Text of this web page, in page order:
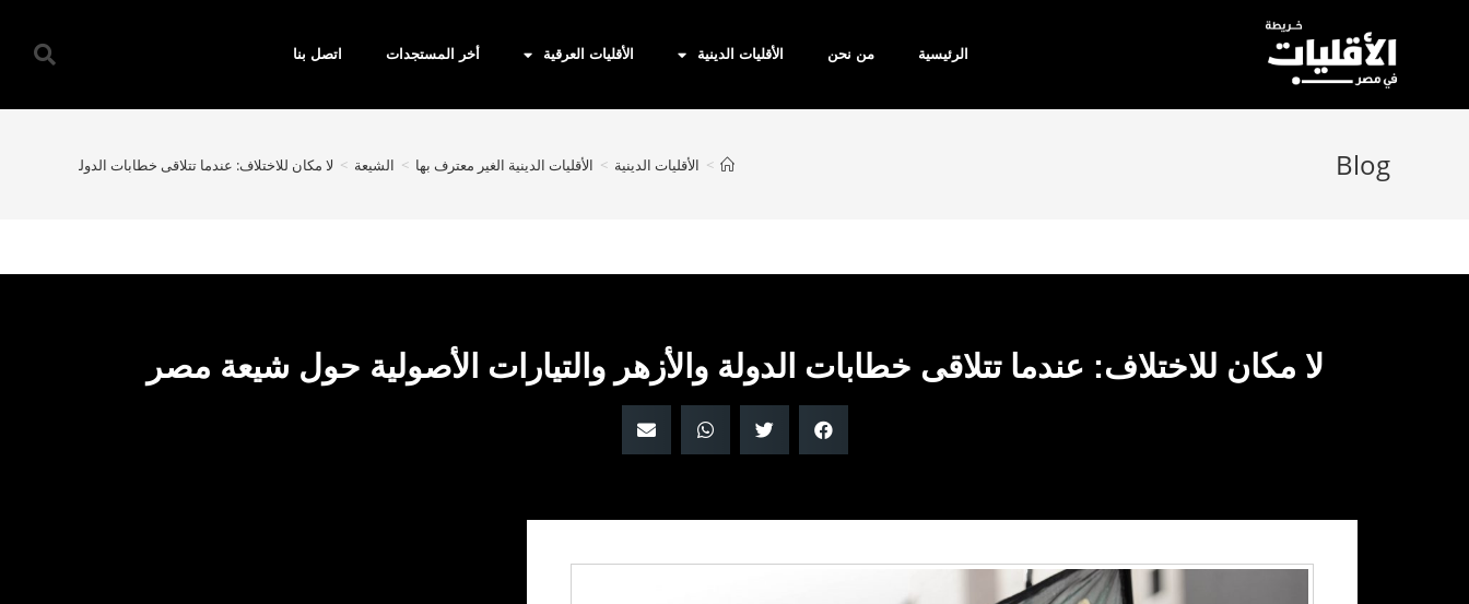
الرئيسية من نحن الأقليات الدينية الأقليات العرقية أخر المستجدات اتصل بنا
Blog
> الأقليات الدينية > الأقليات الدينية الغير معترف بها > الشيعة > لا مكان للاختلاف: عندما تتلاقى خطابات الدولة والأزهر
لا مكان للاختلاف: عندما تتلاقى خطابات الدولة والأزهر والتيارات الأصولية حول شيعة مصر